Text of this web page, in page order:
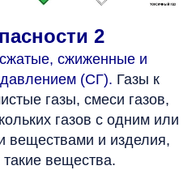
2
сжиженные и
(СГ). Газы к
газы, смеси газов,
газов с одним или
веществами и изделия,
вещества.